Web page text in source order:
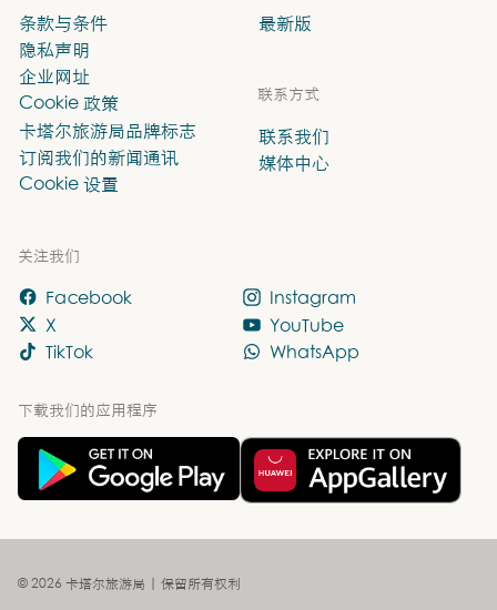
下载我们的应用程序
最新版
关注我们
Facebook
Instagram
X
YouTube
TikTok
WhatsApp
联系方式
联系我们
媒体中心
条款与条件
隐私声明
企业网址
Cookie 政策
卡塔尔旅游局品牌标志
订阅我们的新闻通讯
Cookie 设置
© 2026 卡塔尔旅游局 | 保留所有权利